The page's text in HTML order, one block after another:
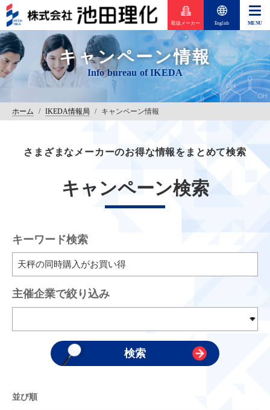
取扱メーカー English
キャンペーン情報
ホーム / IKEDA情報局 / キャンペーン情報
さまざまなメーカーのお得な情報をまとめて検索
キャンペーン検索
キーワード検索
主催企業で絞り込み
並び順